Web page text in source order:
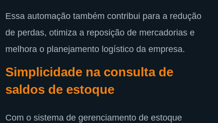
Essa automação também contribui para a redução
de perdas, otimiza a reposição de mercadorias e
melhora o planejamento logístico da empresa.
Simplicidade na consulta de
saldos de estoque
Com o sistema de gerenciamento de estoque